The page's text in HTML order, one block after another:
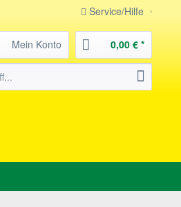
Service/Hilfe
Mein Konto 0,00 € *